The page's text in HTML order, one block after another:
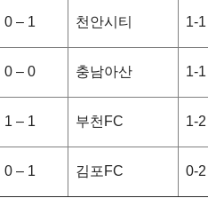
0 – 1 천안시티 1-1
0 – 0 충남아산 1-1
1 – 1 부천FC 1-2
0 – 1 김포FC 0-2